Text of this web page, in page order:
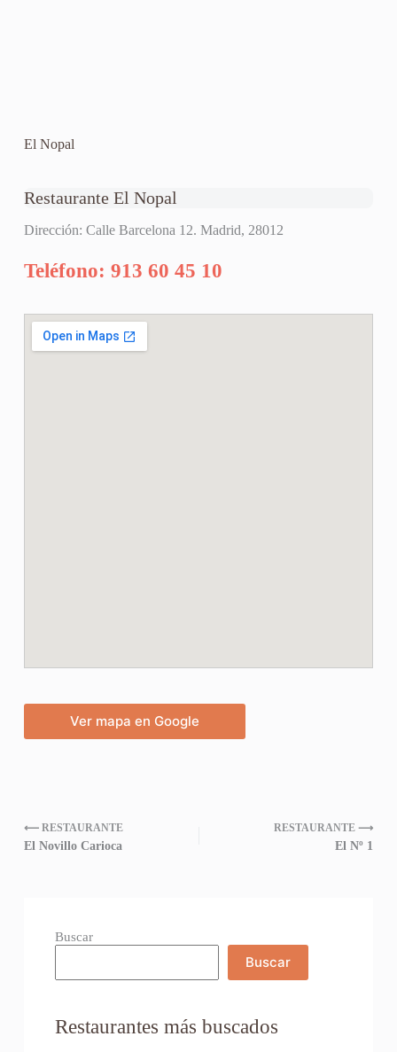
El Nopal
Restaurante El Nopal
Dirección: Calle Barcelona 12. Madrid, 28012
Teléfono: 913 60 45 10
Ver mapa en Google
⟵ RESTAURANTE
El Novillo Carioca
RESTAURANTE ⟶
El Nº 1
Buscar
Buscar
Restaurantes más buscados